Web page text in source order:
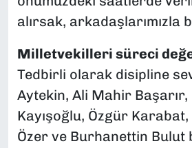
alırsak, arkadaşlarımızla
Milletvekilleri süreci
Tedbirli olarak disipline
Aytekin, Ali Mahir
Kayışoğlu, Özgür
Özer ve Burhanettin Bulut